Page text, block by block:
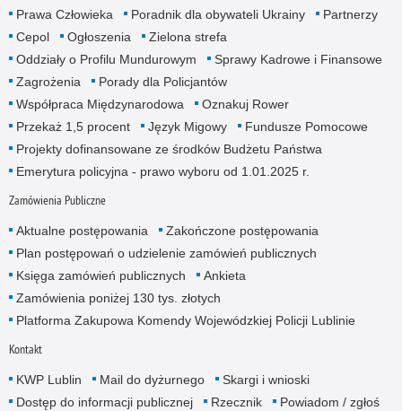
Prawa Człowieka
Poradnik dla obywateli Ukrainy
Partnerzy
Cepol
Ogłoszenia
Zielona strefa
Oddziały o Profilu Mundurowym
Sprawy Kadrowe i Finansowe
Zagrożenia
Porady dla Policjantów
Współpraca Międzynarodowa
Oznakuj Rower
Przekaż 1,5 procent
Język Migowy
Fundusze Pomocowe
Projekty dofinansowane ze środków Budżetu Państwa
Emerytura policyjna - prawo wyboru od 1.01.2025 r.
Zamówienia Publiczne
Aktualne postępowania
Zakończone postępowania
Plan postępowań o udzielenie zamówień publicznych
Księga zamówień publicznych
Ankieta
Zamówienia poniżej 130 tys. złotych
Platforma Zakupowa Komendy Wojewódzkiej Policji Lublinie
Kontakt
KWP Lublin Mail do dyżurnego
Skargi i wnioski
Dostęp do informacji publicznej
Rzecznik
Powiadom / zgłoś